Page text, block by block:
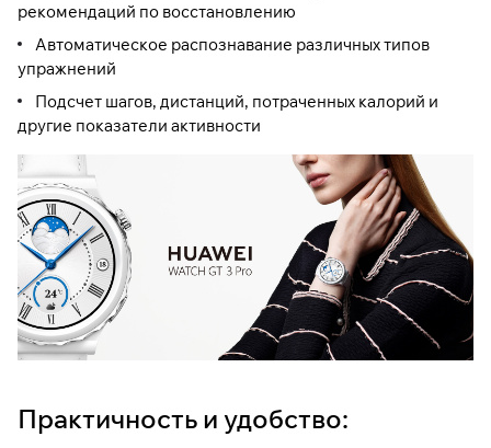
рекомендаций по восстановлению
Автоматическое распознавание различных типов
упражнений
Подсчет шагов, дистанций, потраченных калорий и
другие показатели активности
Практичность и удобство: